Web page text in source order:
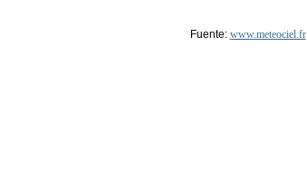
Fuente: www.meteociel.fr